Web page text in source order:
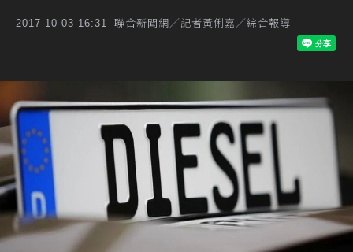
2017-10-03 16:31 聯合新聞網／記者黃俐嘉／綜合報導